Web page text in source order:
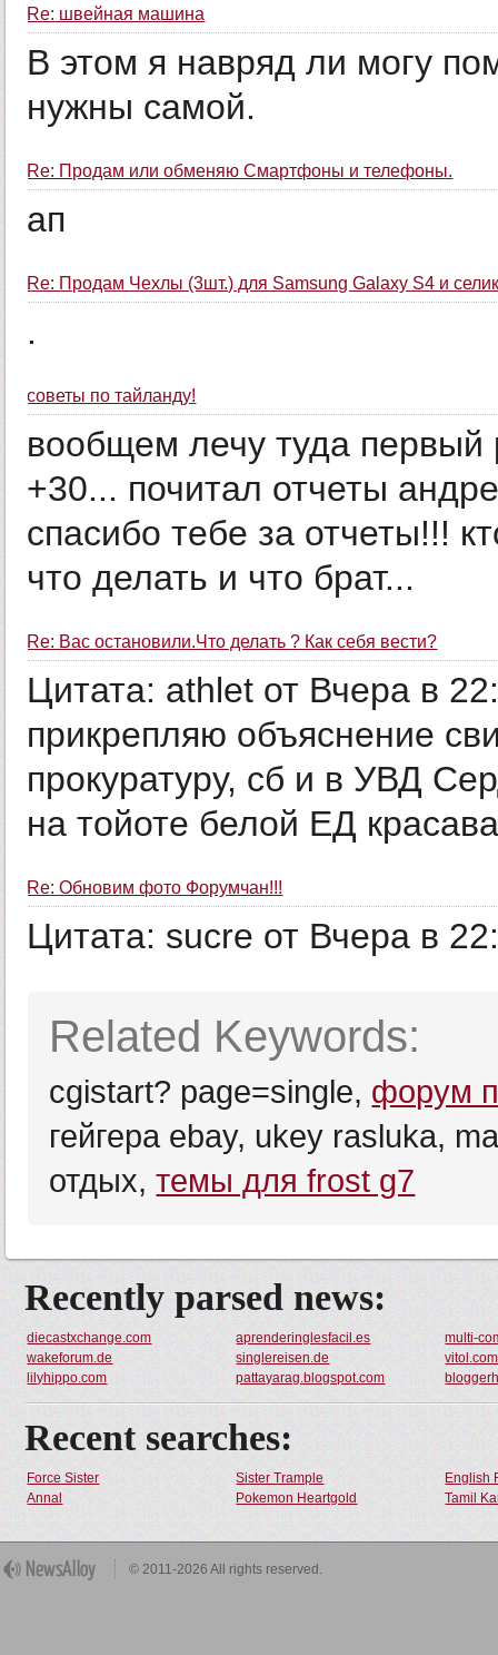
Re: швейная машина
В этом я навряд ли могу
нужны самой.
Re: Продам или обменяю Смартфоны и телефоны.
ап
Re: Продам Чехлы (3шт.) для Samsung Galaxy S4 и
.
советы по тайланду!
вообщем лечу туда первый
+30... почитал отчеты
спасибо тебе за отчеты!!!
что делать и что брат...
Re: Вас остановили.Что делать ? Как себя вести?
Цитата: athlet от Вчера в
прикрепляю объяснение
прокуратуру, сб и в УВД
на тойоте белой ЕД
Re: Обновим фото Форумчан!!!
Цитата: sucre от Вчера в
Related Keywords:
cgistart? page=single, форум
гейгера ebay, ukey rasluka,
отдых,темы для frost g7
Recently parsed news:
diecastxchange.com aprenderinglesfacil.es
multi-
wakeforum.de
singlereisen.de
vitol.com
lilyhippo.com
pattayarag.blogspot.com
Recent searches:
Force Sister Sister Trample
English
Annal
Pokemon Heartgold Tamil
© 2011-2026 All rights reserved.